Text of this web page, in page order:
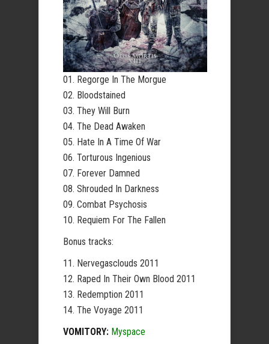
01. Regorge In The Morgue
02. Bloodstained
03. They Will Burn
04. The Dead Awaken
05. Hate In A Time Of War
06. Torturous Ingenious
07. Forever Damned
08. Shrouded In Darkness
09. Combat Psychosis
10. Requiem For The Fallen
Bonus tracks:
11. Nervegasclouds 2011
12. Raped In Their Own Blood 2011
13. Redemption 2011
14. The Voyage 2011
VOMITORY: Myspace